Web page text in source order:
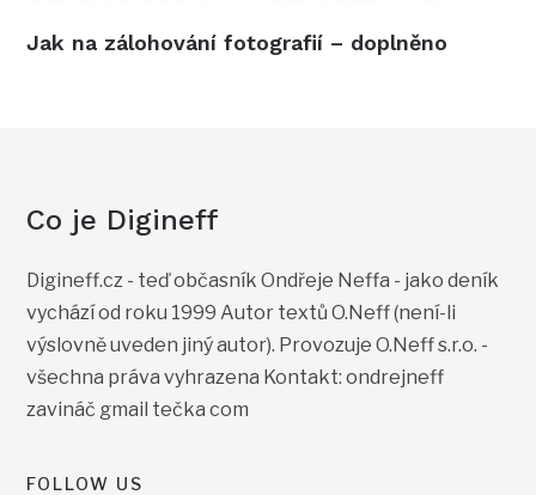
Jak na zálohování fotografií – doplněno
Co je Digineff
Digineff.cz - teď občasník Ondřeje Neffa - jako deník
vychází od roku 1999 Autor textů O.Neff (není-li
výslovně uveden jiný autor). Provozuje O.Neff s.r.o. -
všechna práva vyhrazena Kontakt: ondrejneff
zavináč gmail tečka com
FOLLOW US